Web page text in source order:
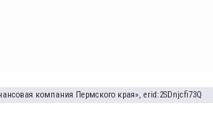
компания Пермского края», erid:2SDnjcfi73Q